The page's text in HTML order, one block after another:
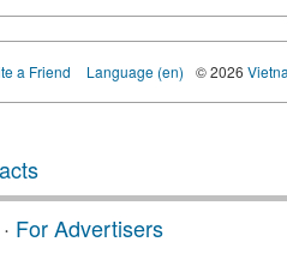
a Friend Language (en) © 2026
· For Advertisers